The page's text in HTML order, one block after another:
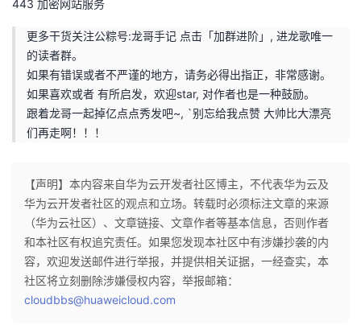
443 加密网站服务
更多干货关注公粽号:龙哥手记 点击「加群进阶」, 进龙歌唯一
的读者群。
如果有错误或者不严谨的地方，请务必得出指正，非常感谢。
如果喜欢或者 有所启发，欢迎star, 对作者也是一种鼓励。
跟着龙哥一起掉亿点点秀发吧~, `别忘给我点赞 大帅比大漂亮
们再走啊！！！
【声明】本内容来自华为云开发者社区博主，不代表华为云及
华为云开发者社区的观点和立场。转载时必须标注文章的来源
（华为云社区）、文章链接、文章作者等基本信息，否则作者
和本社区有权追究责任。如果您发现本社区中有涉嫌抄袭的内
容，欢迎发送邮件进行举报，并提供相关证据，一经查实，本
社区将立刻删除涉嫌侵权内容，举报邮箱：
cloudbbs@huaweicloud.com